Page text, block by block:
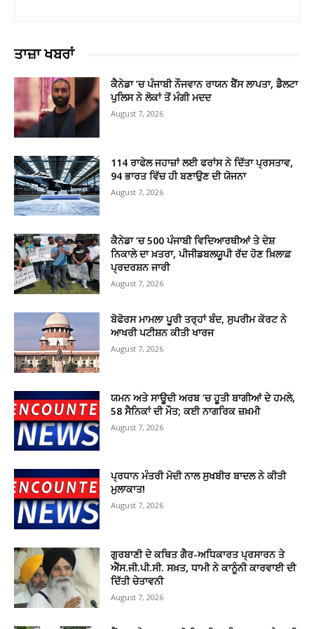
ਤਾਜ਼ਾ ਖਬਰਾਂ
ਕੈਨੇਡਾ ’ਚ ਪੰਜਾਬੀ ਨੌਜਵਾਨ ਰਾਯਨ ਬੈਂਸ ਲਾਪਤਾ, ਡੈਲਟਾ
ਪੁਲਿਸ ਨੇ ਲੋਕਾਂ ਤੋਂ ਮੰਗੀ ਮਦਦ
August 7, 2026
114 ਰਾਫੇਲ ਜਹਾਜ਼ਾਂ ਲਈ ਫਰਾਂਸ ਨੇ ਦਿੱਤਾ ਪ੍ਰਸਤਾਵ,
94 ਭਾਰਤ ਵਿੱਚ ਹੀ ਬਣਾਉਣ ਦੀ ਯੋਜਨਾ
August 7, 2026
ਕੈਨੇਡਾ ‘ਚ 500 ਪੰਜਾਬੀ ਵਿਦਿਆਰਥੀਆਂ ਤੇ ਦੇਸ਼
ਨਿਕਾਲੇ ਦਾ ਖ਼ਤਰਾ, ਪੀਜੀਡਬਲਯੂਪੀ ਰੱਦ ਹੋਣ ਖ਼ਿਲਾਫ਼
ਪ੍ਰਦਰਸ਼ਨ ਜਾਰੀ
August 7, 2026
ਬੋਫੋਰਸ ਮਾਮਲਾ ਪੂਰੀ ਤਰ੍ਹਾਂ ਬੰਦ, ਸੁਪਰੀਮ ਕੋਰਟ ਨੇ
ਆਖਰੀ ਪਟੀਸ਼ਨ ਕੀਤੀ ਖਾਰਜ
August 7, 2026
ਯਮਨ ਅਤੇ ਸਾਊਦੀ ਅਰਬ ‘ਚ ਹੂਤੀ ਬਾਗੀਆਂ ਦੇ ਹਮਲੇ,
58 ਸੈਨਿਕਾਂ ਦੀ ਮੌਤ; ਕਈ ਨਾਗਰਿਕ ਜ਼ਖ਼ਮੀ
August 7, 2026
ਪ੍ਰਧਾਨ ਮੰਤਰੀ ਮੋਦੀ ਨਾਲ ਸੁਖਬੀਰ ਬਾਦਲ ਨੇ ਕੀਤੀ
ਮੁਲਾਕਾਤ!
August 7, 2026
ਗੁਰਬਾਣੀ ਦੇ ਕਥਿਤ ਗੈਰ-ਅਧਿਕਾਰਤ ਪ੍ਰਸਾਰਨ ਤੇ
ਐੱਸ.ਜੀ.ਪੀ.ਸੀ. ਸਖ਼ਤ, ਧਾਮੀ ਨੇ ਕਾਨੂੰਨੀ ਕਾਰਵਾਈ ਦੀ
ਦਿੱਤੀ ਚੇਤਾਵਨੀ
August 7, 2026